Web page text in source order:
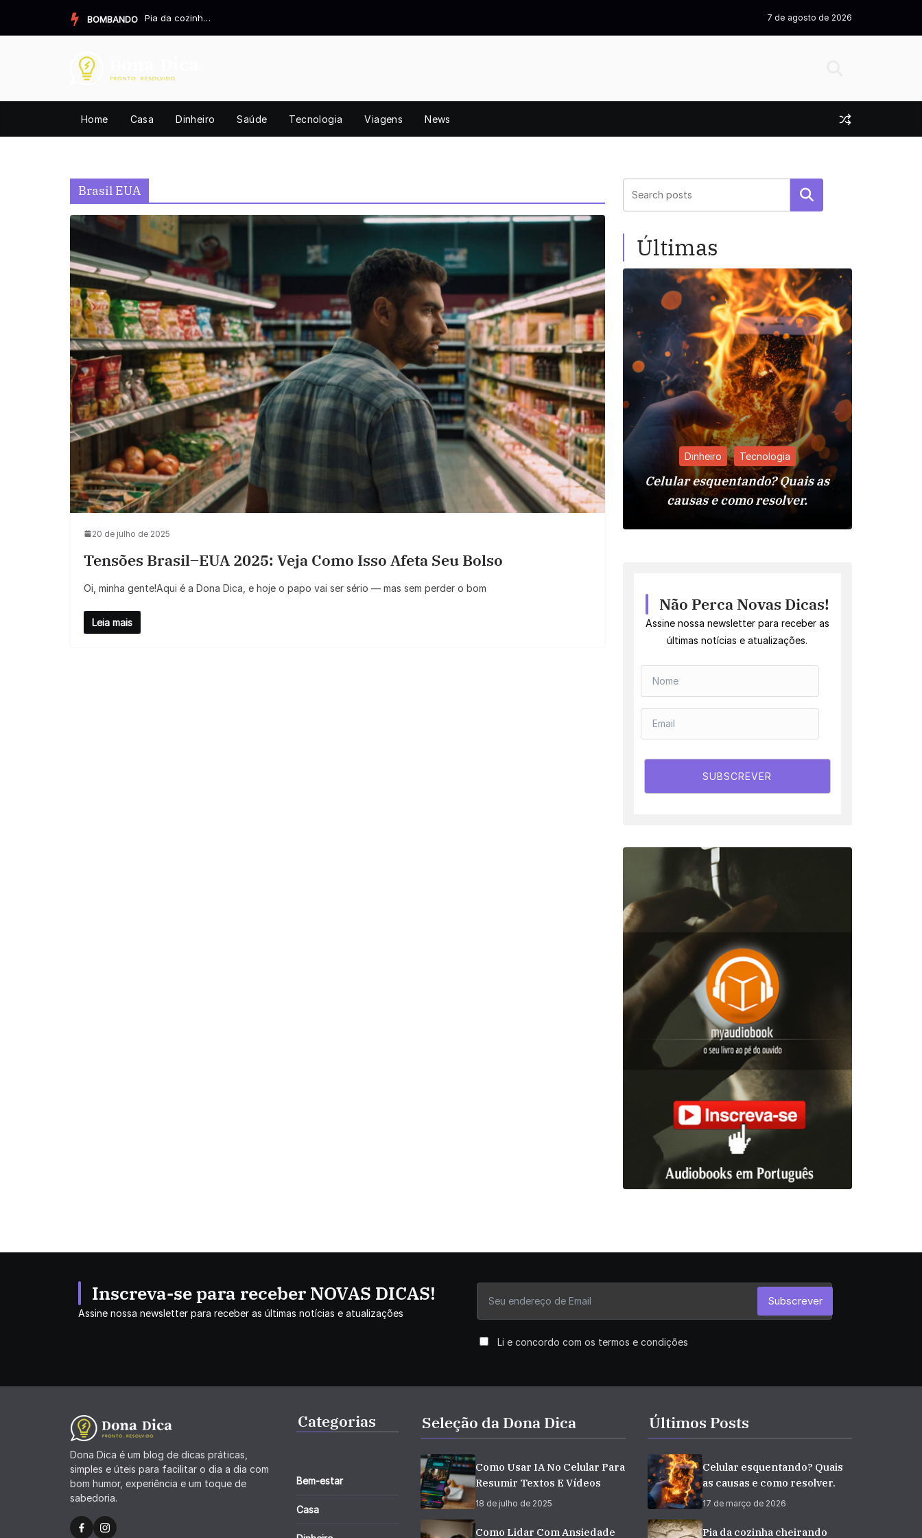
BOMBANDO Pia da cozinha cheirando mal? Resolva definitivamente. 7 de agosto de 2026
Home Casa Dinheiro Saúde Tecnologia Viagens News
Brasil EUA
20 de julho de 2025
Tensões Brasil–EUA 2025: Veja Como Isso Afeta Seu Bolso
Oi, minha gente!Aqui é a Dona Dica, e hoje o papo vai ser sério — mas sem perder o bom
Leia mais
Pesquisar
Últimas
Dinheiro Tecnologia
Celular esquentando? Quais as
causas e como resolver.
Não Perca Novas Dicas!
Assine nossa newsletter para receber as
últimas notícias e atualizações.
SUBSCREVER
Inscreva-se para receber NOVAS DICAS!
Assine nossa newsletter para receber as últimas notícias e atualizações
Li e concordo com os termos e condições
Subscrever
Dona Dica é um blog de dicas práticas,
simples e úteis para facilitar o dia a dia com
bom humor, experiência e um toque de
sabedoria.
Categorias
Bem-estar
Casa
Seleção da Dona Dica
Como Usar IA No Celular Para
Resumir Textos E Vídeos
18 de julho de 2025
Como Lidar Com Ansiedade
Últimos Posts
Celular esquentando? Quais
as causas e como resolver.
17 de março de 2026
Pia da cozinha cheirando